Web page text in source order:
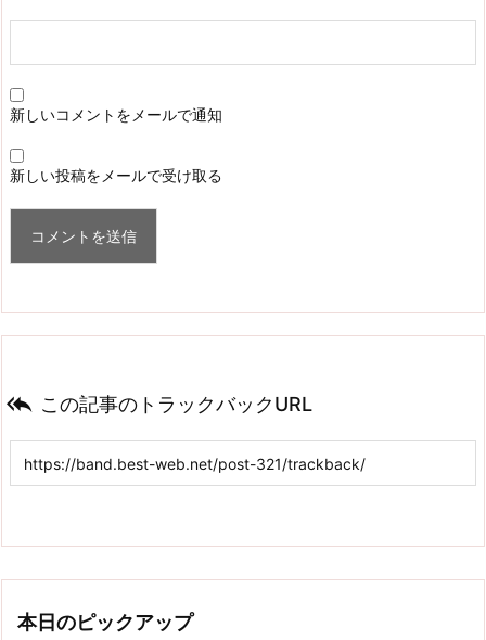
新しいコメントをメールで通知
新しい投稿をメールで受け取る
 この記事のトラックバックURL
本日のピックアップ